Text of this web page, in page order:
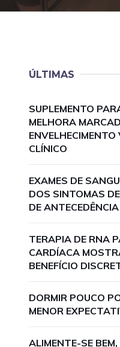
ÚLTIMAS
SUPLEMENTO
MELHORA
CLÍNICO
EXAMES DE
DOS SINTOMAS
DE ANTECEDÊNCIA
TERAPIA DE RNA
CARDÍACA
BENEFÍCIO
DORMIR POUCO
MENOR
ALIMENTE-SE